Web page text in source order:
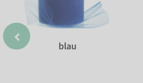
blau